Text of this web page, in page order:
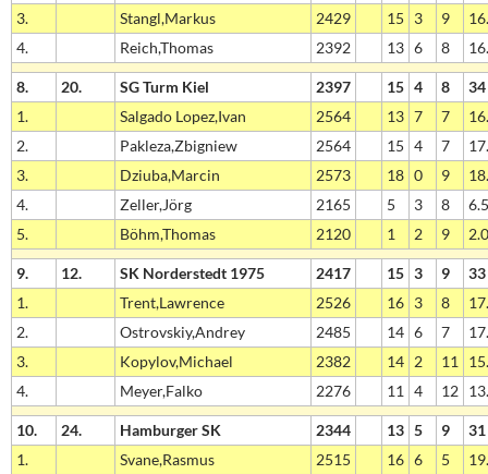
3.
Stangl,Markus 2429 15 3 9
4.
Reich,Thomas 2392 13 6 8
8. 20. SG Turm Kiel 2397 15 4 8
1.
Salgado Lopez,Ivan 2564 13 7 7
2.
Pakleza,Zbigniew 2564 15 4 7
3.
Dziuba,Marcin 2573 18 0 9
4.
Zeller,Jörg 2165 5 3 8
5.
Böhm,Thomas 2120 1 2 9
9. 12. SK Norderstedt 1975 2417 15 3 9
1.
Trent,Lawrence 2526 16 3 8
2.
Ostrovskiy,Andrey 2485 14 6 7
3.
Kopylov,Michael 2382 14 2 11
4.
Meyer,Falko 2276 11 4 12
10. 24. Hamburger SK 2344 13 5 9
1.
Svane,Rasmus 2515 16 6 5